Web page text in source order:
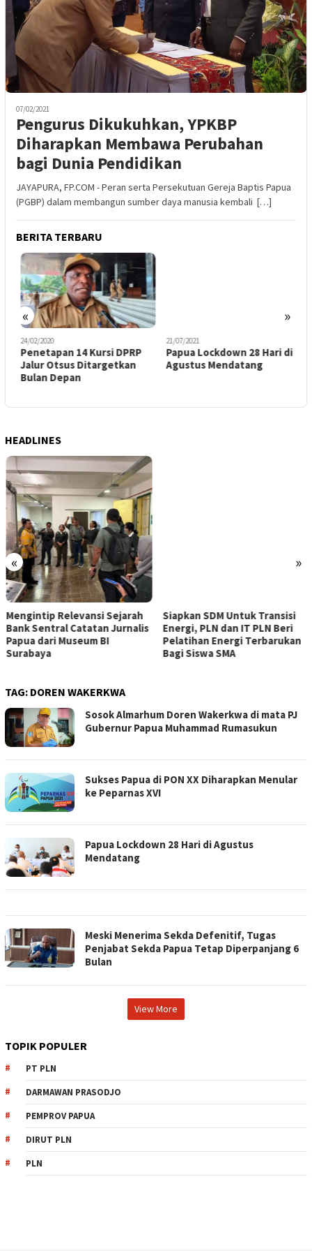
07/02/2021
Pengurus Dikukuhkan, YPKBP
Diharapkan Membawa Perubahan
bagi Dunia Pendidikan
JAYAPURA, FP.COM - Peran serta Persekutuan Gereja Baptis Papua
(PGBP) dalam membangun sumber daya manusia kembali […]
BERITA TERBARU
« »
24/02/2020
Penetapan 14 Kursi DPRP
Jalur Otsus Ditargetkan
Bulan Depan
21/07/2021
Papua Lockdown 28 Hari di
Agustus Mendatang
HEADLINES
« »
Mengintip Relevansi Sejarah
Bank Sentral Catatan Jurnalis
Papua dari Museum BI
Surabaya
Siapkan SDM Untuk Transisi
Energi, PLN dan IT PLN Beri
Pelatihan Energi Terbarukan
Bagi Siswa SMA
TAG: DOREN WAKERKWA
Sosok Almarhum Doren Wakerkwa di mata PJ
Gubernur Papua Muhammad Rumasukun
Sukses Papua di PON XX Diharapkan Menular
ke Peparnas XVI
Papua Lockdown 28 Hari di Agustus
Mendatang
Meski Menerima Sekda Defenitif, Tugas
Penjabat Sekda Papua Tetap Diperpanjang 6
Bulan
View More
TOPIK POPULER
PT PLN
DARMAWAN PRASODJO
PEMPROV PAPUA
DIRUT PLN
PLN